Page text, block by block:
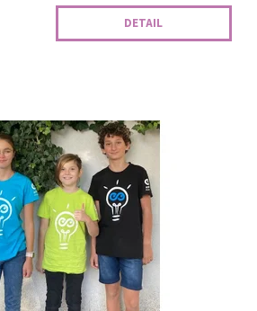
DETAIL
každou myšlenku. Energií nabité tričko